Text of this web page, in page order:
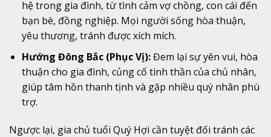
hệ trong gia đình, từ tình cảm vợ chồng, con cái đến
bạn bè, đồng nghiệp. Mọi người sống hòa thuận,
yêu thương, tránh được xích mích.
Hướng Đông Bắc (Phục Vị):Đem lại sự yên vui, hòa
thuận cho gia đình, củng cố tinh thần của chủ nhân,
giúp tâm hồn thanh tịnh và gặp nhiều quý nhân phù
trợ.
Ngược lại, gia chủ tuổi Quý Hợi cần tuyệt đối tránh các